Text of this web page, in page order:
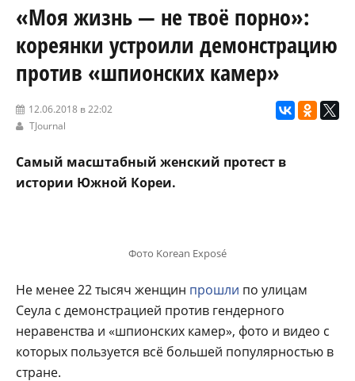
«Моя жизнь — не твоё порно»:
кореянки устроили демонстрацию
против «шпионских камер»
12.06.2018 в 22:02
TJournal
Самый масштабный женский протест в
истории Южной Кореи.
Фото Korean Exposé
Не менее 22 тысяч женщин прошли по улицам
Сеула с демонстрацией против гендерного
неравенства и «шпионских камер», фото и видео с
которых пользуется всё большей популярностью в
стране.